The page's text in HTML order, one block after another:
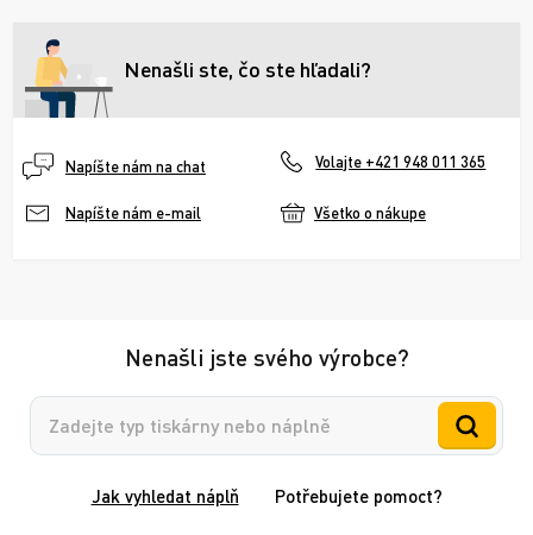
Nenašli ste, čo ste hľadali?
Napíšte nám na chat Volajte +421 948 011 365
Napíšte nám e-mail Všetko o nákupe
Nenašli jste svého výrobce?
Vyhledávání
Jak vyhledat náplň Potřebujete pomoct?